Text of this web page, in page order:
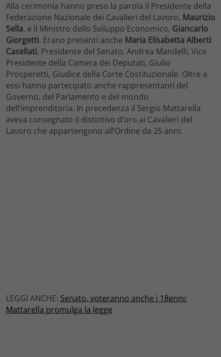
Alla cerimonia hanno preso la parola il Presidente della
Federazione Nazionale dei Cavalieri del Lavoro, Maurizio
Sella, e il Ministro dello Sviluppo Economico, Giancarlo
Giorgetti. Erano presenti anche Maria Elisabetta Alberti
Casellati, Presidente del Senato, Andrea Mandelli, Vice
Presidente della Camera dei Deputati, Giulio
Prosperetti, Giudice della Corte Costituzionale. Oltre a
essi hanno partecipato anche rappresentanti del
Governo, del Parlamento e del mondo
dell’imprenditoria. In precedenza il Sergio Mattarella
aveva consegnato il distintivo d’oro ai Cavalieri del
Lavoro che appartengono all’Ordine da 25 anni.
LEGGI ANCHE: Senato, voteranno anche i 18enni:
Mattarella promulga la legge